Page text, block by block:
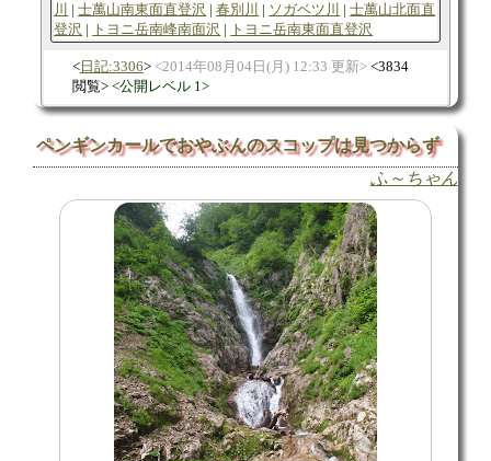
川
士萬山南東面直登沢 春別川 ソガベツ川
士萬山北面直
登沢
トヨニ岳南峰南面沢 トヨニ岳南東面直登沢
日記:3306 2014年08月04日(月) 12:33 更新
3834
閲覧
公開レベル 1
ペンギンカールでおやぶんのスコップは見つからず
ふ～ちゃん